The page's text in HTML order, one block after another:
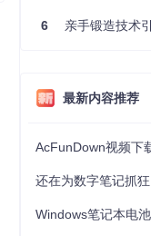
6 亲手锻造技术引擎：
最新内容推荐
AcFunDown视频下